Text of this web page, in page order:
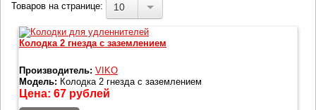
Товаров на странице: 10
Колодка 2 гнезда с заземлением
Производитель: VIKO
Модель: Колодка 2 гнезда с заземлением
Цена: 67 рублей